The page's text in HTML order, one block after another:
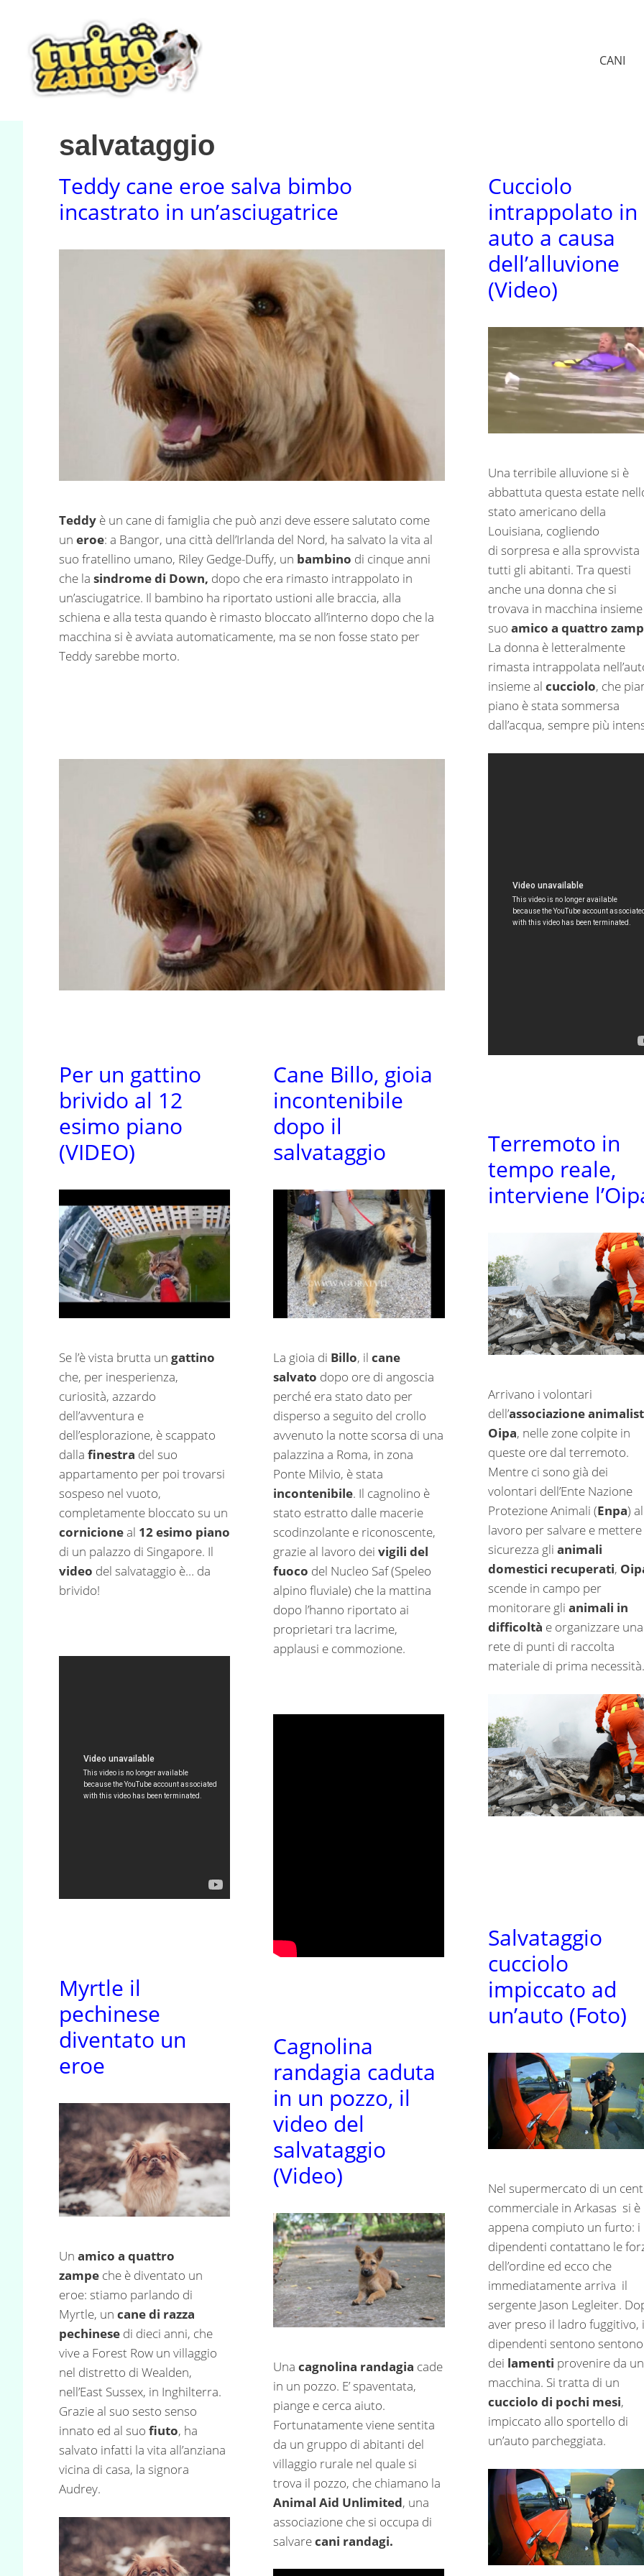
contenuto
CANI
salvataggio
Teddy cane eroe salva bimbo
incastrato in un’asciugatrice
Teddy è un cane di famiglia che può anzi deve essere salutato come
un eroe: a Bangor, una città dell’Irlanda del Nord, ha salvato la vita al
suo fratellino umano, Riley Gedge-Duffy, un bambino di cinque anni
che la sindrome di Down, dopo che era rimasto intrappolato in
un’asciugatrice. Il bambino ha riportato ustioni alle braccia, alla
schiena e alla testa quando è rimasto bloccato all’interno dopo che la
macchina si è avviata automaticamente, ma se non fosse stato per
Teddy sarebbe morto.
Cucciolo
intrappolato in
auto a causa
dell’alluvione
(Video)
Una terribile alluvione si è
abbattuta questa estate
stato americano della
Louisiana, cogliendo
di sorpresa e alla sprovvista
tutti gli abitanti. Tra questi
anche una donna che si
trovava in macchina
suo amico a quattro
La donna è letteralmente
rimasta intrappolata
insieme al cucciolo, che
piano è stata sommersa
dall’acqua, sempre più
Per un gattino
brivido al 12
esimo piano
(VIDEO)
Se l’è vista brutta un gattino
che, per inesperienza,
curiosità, azzardo
dell’avventura e
dell’esplorazione, è scappato
dalla finestra del suo
appartamento per poi trovarsi
sospeso nel vuoto,
completamente bloccato su un
cornicioneal 12 esimo piano
di un palazzo di Singapore. Il
video del salvataggio è… da
brivido!
Cane Billo, gioia
incontenibile
dopo il
salvataggio
La gioia di Billo, ilcane
salvato dopo ore di angoscia
perché era stato dato per
disperso a seguito del crollo
avvenuto la notte scorsa di una
palazzina a Roma, in zona
Ponte Milvio, è stata
incontenibile. Il cagnolino è
stato estratto dalle macerie
scodinzolante e riconoscente,
grazie al lavoro deivigili del
fuoco del Nucleo Saf (Speleo
alpino fluviale) che la mattina
dopo l’hanno riportato ai
proprietari tra lacrime,
applausi e commozione.
Terremoto in
tempo reale,
interviene
Arrivano i volontari
dell’associazione
Oipa, nelle zone colpite in
queste ore dal terremoto.
Mentre ci sono già dei
volontari dell’Ente Nazione
Protezione Animali (Enpa) al
lavoro per salvare e
sicurezza gli animali
domestici recuperati,
scende in campo per
monitorare gli animali in
difficoltà e organizzare una
rete di punti di raccolta
materiale di prima necessità.
Salvataggio
cucciolo
impiccato ad
un’auto (Foto)
Nel supermercato di un
commerciale in Arkasas si è
appena compiuto un furto: i
dipendenti contattano le
dell’ordine ed ecco che
immediatamente arriva il
sergente Jason Legleiter.
aver preso il ladro fuggitivo, i
dipendenti sentono sentono
dei lamenti provenire da
macchina. Si tratta di un
cucciolo di pochi mesi,
impiccato allo sportello di
un’auto parcheggiata.
Myrtle il
pechinese
diventato un
eroe
Un amico a quattro
zampe che è diventato un
eroe: stiamo parlando di
Myrtle, un cane di razza
pechinese di dieci anni, che
vive a Forest Row un villaggio
nel distretto di Wealden,
nell’East Sussex, in Inghilterra.
Grazie al suo sesto senso
innato ed al suo fiuto, ha
salvato infatti la vita all’anziana
vicina di casa, la signora
Audrey.
Cagnolina
randagia caduta
in un pozzo, il
video del
salvataggio
(Video)
Unacagnolina randagia cade
in un pozzo. E’ spaventata,
piange e cerca aiuto.
Fortunatamente viene sentita
da un gruppo di abitanti del
villaggio rurale nel quale si
trova il pozzo, che chiamano la
Animal Aid Unlimited, una
associazione che si occupa di
salvarecani randagi.